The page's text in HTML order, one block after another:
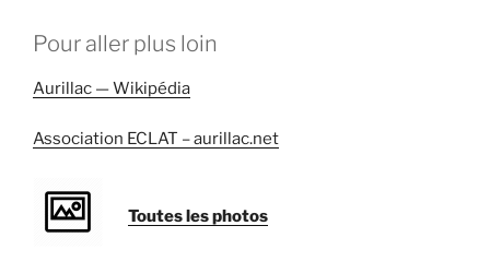
Pour aller plus loin
Aurillac — Wikipédia
Association ECLAT – aurillac.net
Toutes les photos